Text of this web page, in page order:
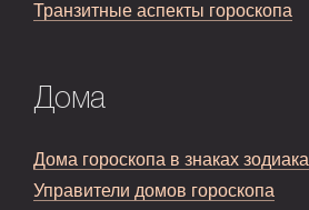
Транзитные аспекты гороскопа
Дома
Дома гороскопа в знаках зодиака
Управители домов гороскопа